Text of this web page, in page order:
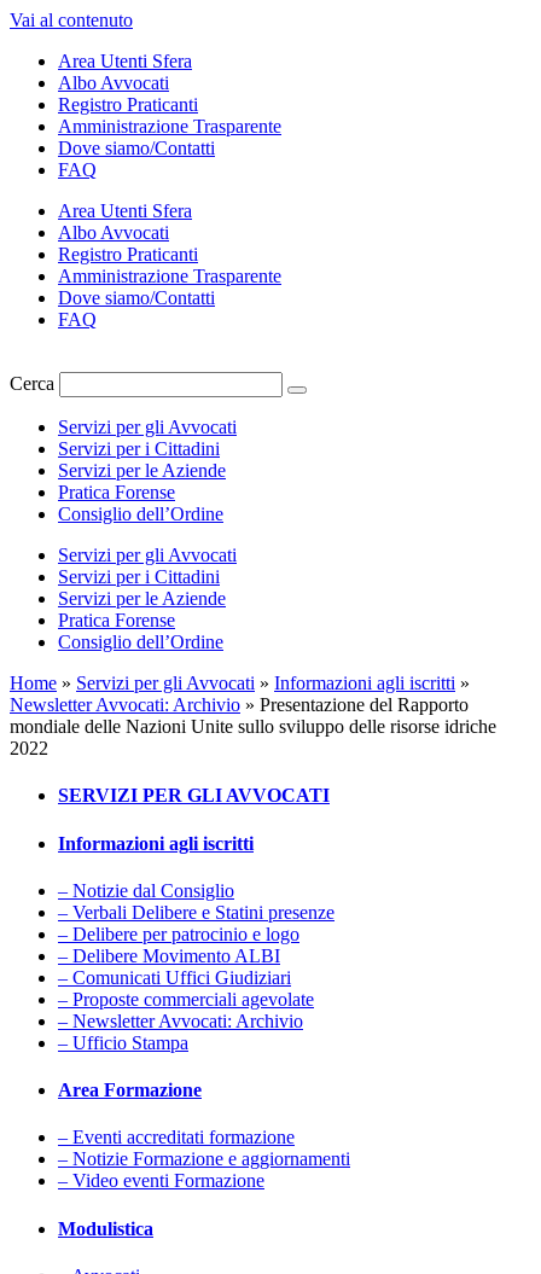
Vai al contenuto
Area Utenti Sfera
Albo Avvocati
Registro Praticanti
Amministrazione Trasparente
Dove siamo/Contatti
FAQ
Area Utenti Sfera
Albo Avvocati
Registro Praticanti
Amministrazione Trasparente
Dove siamo/Contatti
FAQ
Cerca
Servizi per gli Avvocati
Servizi per i Cittadini
Servizi per le Aziende
Pratica Forense
Consiglio dell’Ordine
Servizi per gli Avvocati
Servizi per i Cittadini
Servizi per le Aziende
Pratica Forense
Consiglio dell’Ordine
Home » Servizi per gli Avvocati » Informazioni agli iscritti »
Newsletter Avvocati: Archivio » Presentazione del Rapporto
mondiale delle Nazioni Unite sullo sviluppo delle risorse idriche
2022
SERVIZI PER GLI AVVOCATI
Informazioni agli iscritti
– Notizie dal Consiglio
– Verbali Delibere e Statini presenze
– Delibere per patrocinio e logo
– Delibere Movimento ALBI
– Comunicati Uffici Giudiziari
– Proposte commerciali agevolate
– Newsletter Avvocati: Archivio
– Ufficio Stampa
Area Formazione
– Eventi accreditati formazione
– Notizie Formazione e aggiornamenti
– Video eventi Formazione
Modulistica